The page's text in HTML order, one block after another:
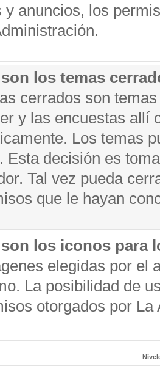
y anuncios, los
los temas
cerrados son
y las encuestas allí
Los temas
Esta decisión es
Tal vez pueda
que le hayan
los iconos para
elegidas por el
La posibilidad de
otorgados por La